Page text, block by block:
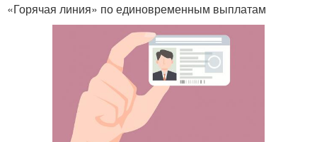
«Горячая линия» по единовременным выплатам